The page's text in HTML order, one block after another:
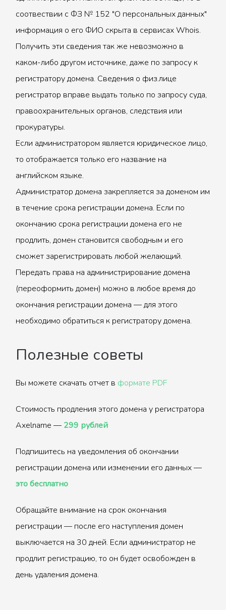
соотвествии с ФЗ № 152 "О персональных данных"
информация о его ФИО скрыта в сервисах Whois.
Получить эти сведения так же невозможно в
каком-либо другом источнике, даже по запросу к
регистратору домена. Сведения о физ.лице
регистратор вправе выдать только по запросу суда,
правоохранительных органов, следствия или
прокуратуры.
Если администратором является юридическое лицо,
то отображается только его название на
английском языке.
Администратор домена закрепляется за доменом им
в течение срока регистрации домена. Если по
окончанию срока регистрации домена его не
продлить, домен становится свободным и его
сможет зарегистрировать любой желающий.
Передать права на администрирование домена
(переоформить домен) можно в любое время до
окончания регистрации домена — для этого
необходимо обратиться к регистратору домена.
Полезные советы
Вы можете скачать отчет в формате PDF
Стоимость продления этого домена у регистратора
Axelname — 299 рублей
Подпишитесь на уведомления об окончании
регистрации домена или изменении его данных —
это бесплатно
Обращайте внимание на срок окончания
регистрации — после его наступления домен
выключается на 30 дней. Если администратор не
продлит регистрацию, то он будет освобожден в
день удаления домена.